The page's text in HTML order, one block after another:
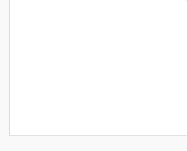
Görüş ve önerileriniz için teşekkür ederiz.